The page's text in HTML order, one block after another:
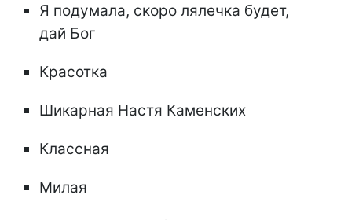
Я подумала, скоро лялечка будет,
дай Бог
Красотка
Шикарная Настя Каменских
Классная
Милая